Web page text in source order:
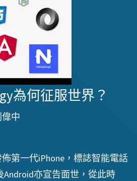
為何征服世界？
偉中
第一代iPhone，標誌智能電話
Android亦宣告面世，從此時